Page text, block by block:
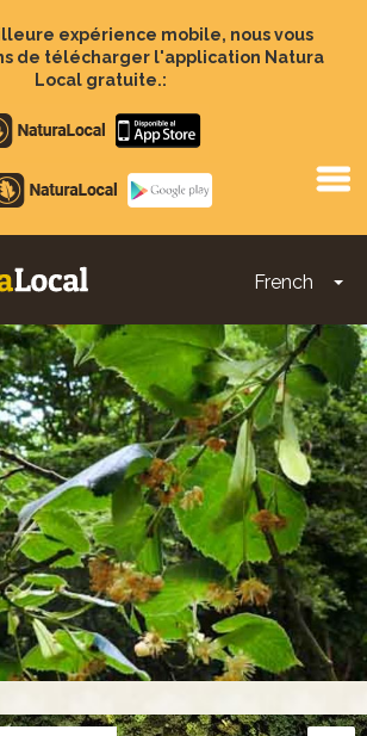
expérience mobile, nous vous
de télécharger l'application Natura
Local gratuite.:
Apple
store
Google
Play
French
Main
navigation